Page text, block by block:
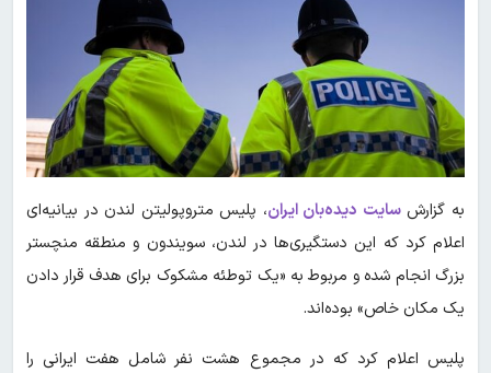
به گزارشسایت دیده‌بان ایران، پلیس متروپولیتن لندن در بیانیه‌ای
اعلام کرد که این دستگیری‌ها در لندن، سویندون و منطقه منچستر
بزرگ انجام شده و مربوط به «یک توطئه مشکوک برای هدف قرار دادن
یک مکان خاص» بوده‌اند.
پلیس اعلام کرد که در مجموع هشت نفر شامل هفت ایرانی را